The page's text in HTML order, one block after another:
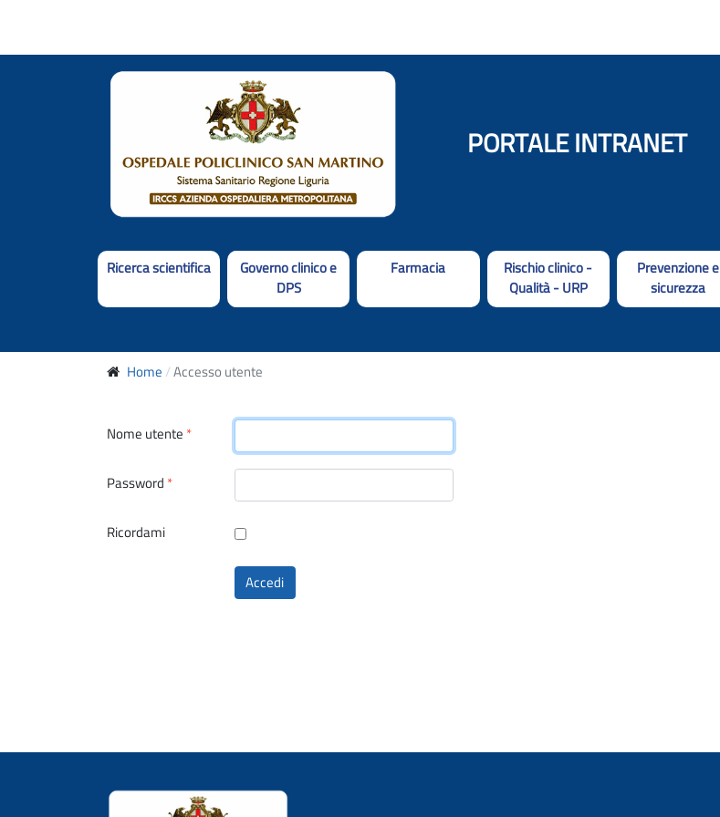
PORTALE INTRANET
Ricerca scientifica
Governo clinico e
DPS
Farmacia
Rischio clinico -
Qualità - URP
Prevenzione e
sicurezza
Home Accesso utente
Nome utente *
Password *
Ricordami
Accedi